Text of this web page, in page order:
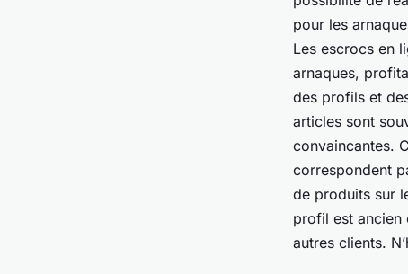
pour les
Les escrocs en
arnaques,
des profils et
articles sont
convaincantes.
correspondent
de produits sur
profil est ancien
autres clients.